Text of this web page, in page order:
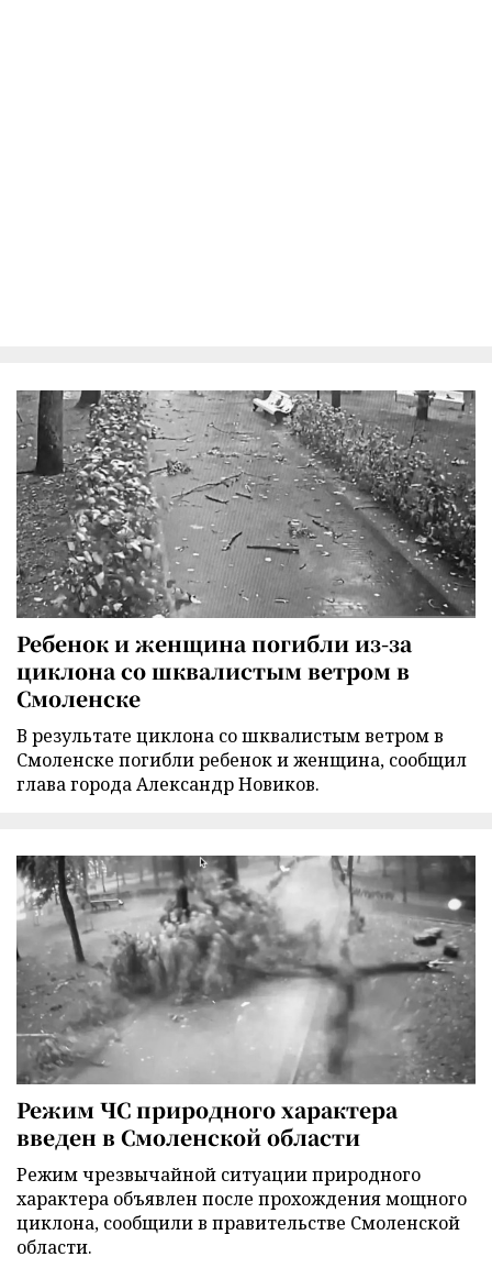
Ребенок и женщина погибли из-за
циклона со шквалистым ветром в
Смоленске
В результате циклона со шквалистым ветром в
Смоленске погибли ребенок и женщина, сообщил
глава города Александр Новиков.
Режим ЧС природного характера
введен в Смоленской области
Режим чрезвычайной ситуации природного
характера объявлен после прохождения мощного
циклона, сообщили в правительстве Смоленской
области.